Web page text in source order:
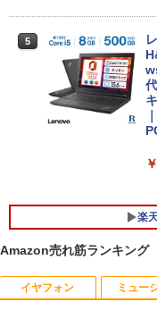
5
楽
1
1
1
Amazon売れ筋ランキング
イヤフォン ミュー